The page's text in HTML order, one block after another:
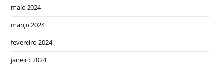
maio 2024
março 2024
fevereiro 2024
janeiro 2024